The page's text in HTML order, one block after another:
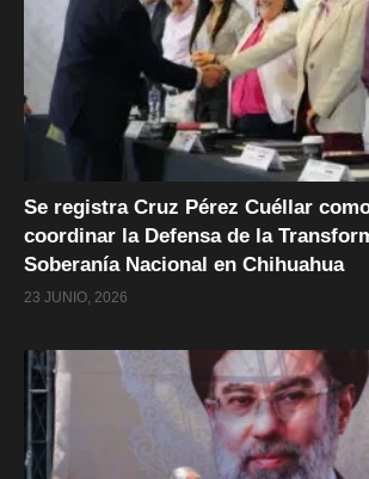
Se registra Cruz Pérez Cuéllar
coordinar la Defensa de la
Soberanía Nacional en Chihuahua
23 JUNIO, 2026